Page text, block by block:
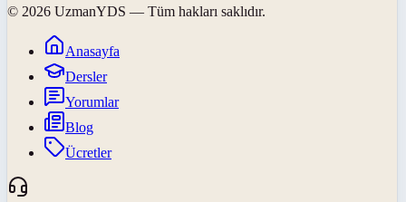
© 2026 UzmanYDS — Tüm hakları saklıdır.
Anasayfa
Dersler
Yorumlar
Blog
Ücretler